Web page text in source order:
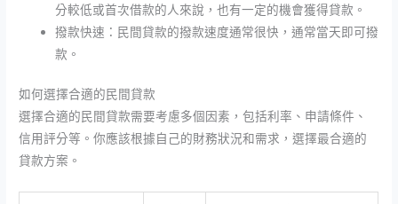
分較低或首次借款的人來說，也有一定的機會獲得貸款。
撥款快速：民間貸款的撥款速度通常很快，通常當天即可撥
款。
如何選擇合適的民間貸款
選擇合適的民間貸款需要考慮多個因素，包括利率、申請條件、
信用評分等。你應該根據自己的財務狀況和需求，選擇最合適的
貸款方案。